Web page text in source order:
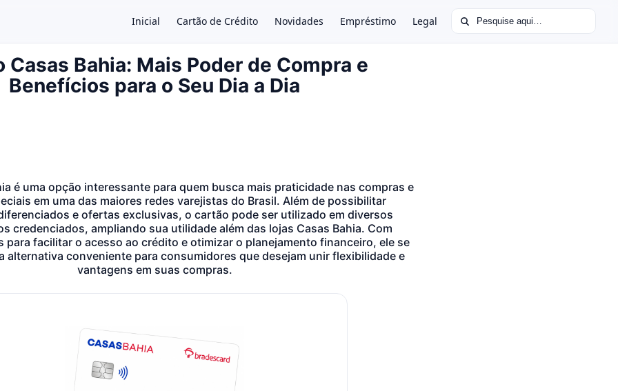
Inicial Cartão de Crédito Novidades Empréstimo Legal Buscar por:
×
Casas Bahia: Mais Poder de Compra e
Benefícios para o Seu Dia a Dia
é uma opção interessante para quem busca mais praticidade nas compras e
em uma das maiores redes varejistas do Brasil. Além de possibilitar
e ofertas exclusivas, o cartão pode ser utilizado em diversos
credenciados, ampliando sua utilidade além das lojas Casas Bahia. Com
facilitar o acesso ao crédito e otimizar o planejamento financeiro, ele se
alternativa conveniente para consumidores que desejam unir flexibilidade e
vantagens em suas compras.